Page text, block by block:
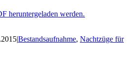
heruntergeladen werden.
|Bestandsaufnahme, Nachtzüge für